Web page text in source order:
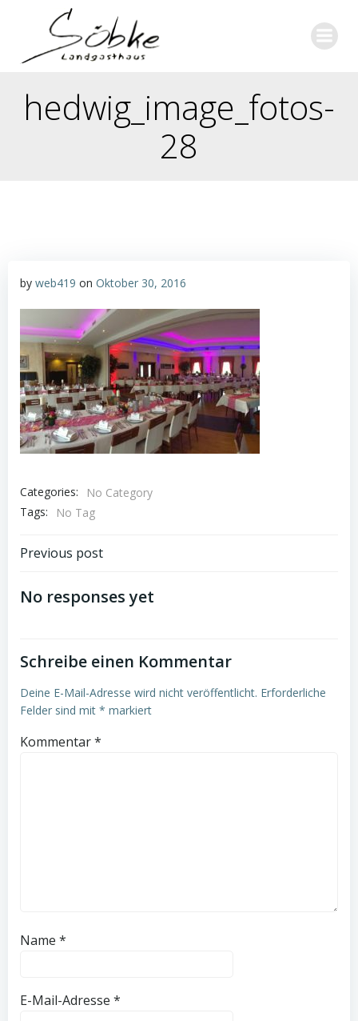
hedwig_image_fotos-
28
by web419 on Oktober 30, 2016
Categories:
No Category
Tags:
No Tag
Beitragsnavigation
Previous post
No responses yet
Schreibe einen Kommentar
Deine E-Mail-Adresse wird nicht veröffentlicht. Erforderliche
Felder sind mit * markiert
Kommentar*
Name *
E-Mail-Adresse *